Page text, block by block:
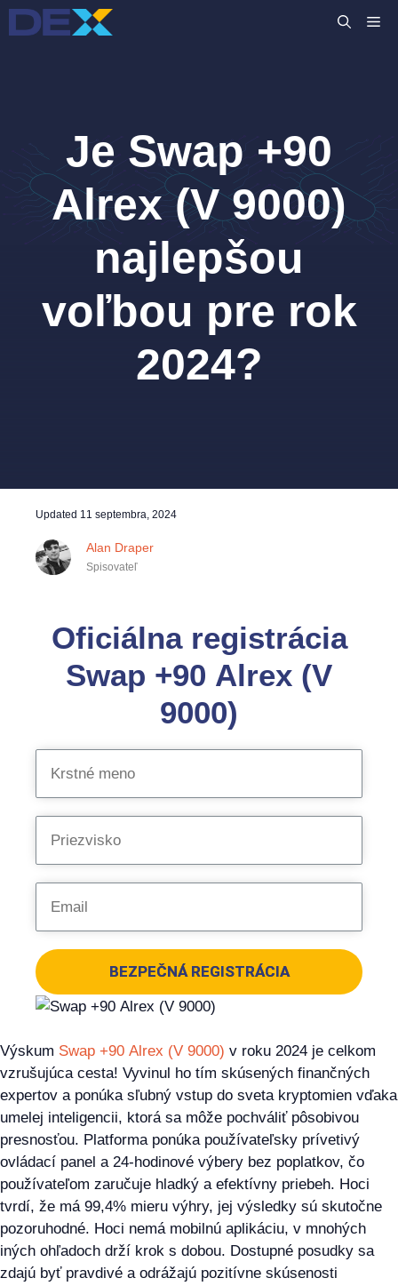
Preskočiť
na
Je Swap +90
Alrex (V 9000)
najlepšou
voľbou pre rok
2024?
Updated 11 septembra, 2024
Alan Draper
Spisovateľ
Oficiálna registrácia
Swap +90 Alrex (V
9000)
BEZPEČNÁ REGISTRÁCIA
Výskum Swap +90 Alrex (V 9000) v roku 2024 je celkom
vzrušujúca cesta! Vyvinul ho tím skúsených finančných
expertov a ponúka sľubný vstup do sveta kryptomien vďaka
umelej inteligencii, ktorá sa môže pochváliť pôsobivou
presnosťou. Platforma ponúka používateľsky prívetivý
ovládací panel a 24-hodinové výbery bez poplatkov, čo
používateľom zaručuje hladký a efektívny priebeh. Hoci
tvrdí, že má 99,4% mieru výhry, jej výsledky sú skutočne
pozoruhodné. Hoci nemá mobilnú aplikáciu, v mnohých
iných ohľadoch drží krok s dobou. Dostupné posudky sa
zdajú byť pravdivé a odrážajú pozitívne skúsenosti